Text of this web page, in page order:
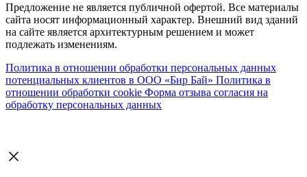
Предложение не является публичной офертой. Все материалы
сайта носят информационный характер. Внешний вид зданий
на сайте является архитектурным решением и может
подлежать изменениям.
Политика в отношении обработки персональных данных
потенциальных клиентов в ООО «Бир Бай» Политика в
отношении обработки cookie Форма отзыва согласия на
обработку персональных данных